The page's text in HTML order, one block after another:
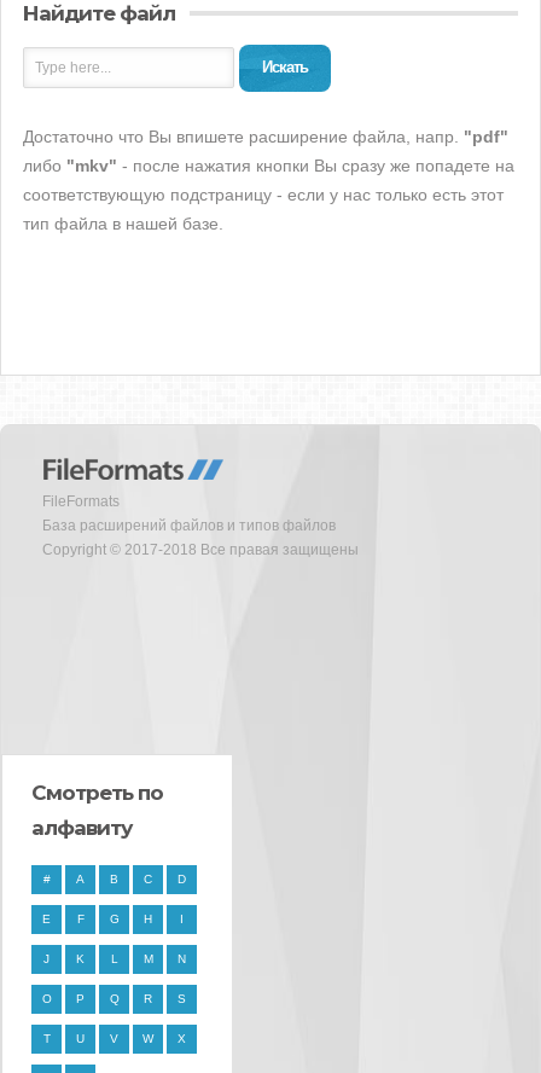
Найдите файл
Искать
Достаточно что Вы впишете расширение файла, напр. "pdf"
либо "mkv" - после нажатия кнопки Вы сразу же попадете на
соответствующую подстраницу - если у нас только есть этот
тип файла в нашей базе.
FileFormats
База расширений файлов и типов файлов
Copyright © 2017-2018 Все правая защищены
Смотреть по
алфавиту
# A B C D
E F G H I
J K L M N
O P Q R S
T U V W X